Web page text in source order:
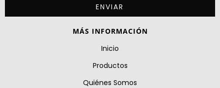
MÁS INFORMACIÓN
Inicio
Productos
Quiénes Somos